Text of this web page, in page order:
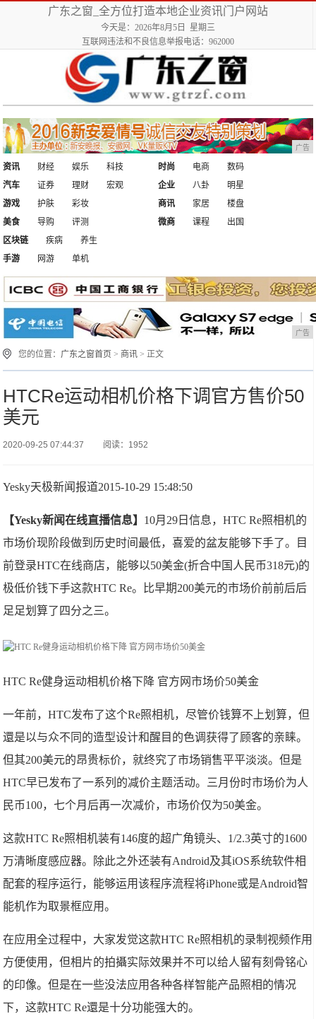
广东之窗_全方位打造本地企业资讯门户网站
今天是：2026年8月5日 星期三
互联网违法和不良信息举报电话：962000
广告
资讯 财经 娱乐
科技
汽车
证券 理财 宏观
时尚 电商
数码
企业
八卦
明星
游戏
护肤
彩妆
美食
导购 评测
商讯 家居
楼盘
微商
课程
出国
区块链
疾病
养生
手游
网游 单机
广告
您的位置： 广东之窗首页 > 商讯 > 正文
HTCRe运动相机价格下调官方售价50
美元
2020-09-25 07:44:37 阅读：1952
Yesky天极新闻报道2015-10-29 15:48:50
【Yesky新闻在线直播信息】 10月29日信息，HTC Re照相机的
市场价现阶段做到历史时间最低，喜爱的盆友能够下手了。目
前登录HTC在线商店，能够以50美金(折合中国人民币318元)的
极低价钱下手这款HTC Re。比早期200美元的市场价前前后后
足足划算了四分之三。
HTC Re健身运动相机价格下降 官方网市场价50美金
一年前，HTC发布了这个Re照相机，尽管价钱算不上划算，但
還是以与众不同的造型设计和醒目的色调获得了顾客的亲睐。
但其200美元的昂贵标价，就终究了市场销售平平淡淡。但是
HTC早已发布了一系列的减价主题活动。三月份时市场价为人
民币100，七个月后再一次减价，市场价仅为50美金。
这款HTC Re照相机装有146度的超广角镜头、1/2.3英寸的1600
万清晰度感应器。除此之外还装有Android及其iOS系统软件相
配套的程序运行，能够运用该程序流程将iPhone或是Android智
能机作为取景框应用。
在应用全过程中，大家发觉这款HTC Re照相机的录制视频作用
方便使用，但相片的拍攝实际效果并不可以给人留有刻骨铭心
的印像。但是在一些没法应用各种各样智能产品照相的情况
下，这款HTC Re還是十分功能强大的。